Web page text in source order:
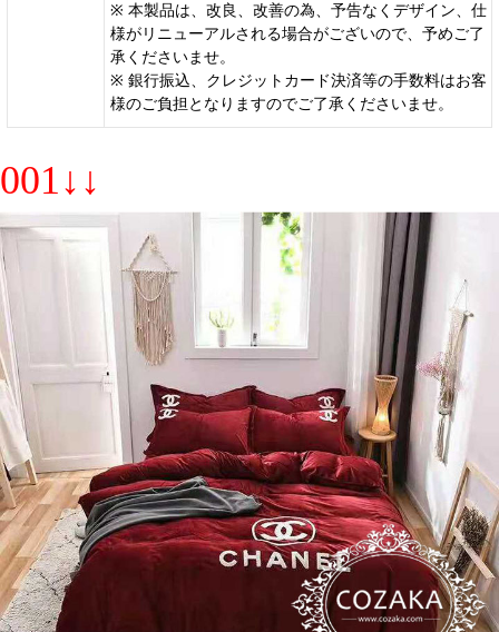
※ 本製品は、改良、改善の為、予告なくデザイン、仕
様がリニューアルされる場合がございので、予めご了
承くださいませ。
※ 銀行振込、クレジットカード決済等の手数料はお客
様のご負担となりますのでご了承くださいませ。
001↓↓